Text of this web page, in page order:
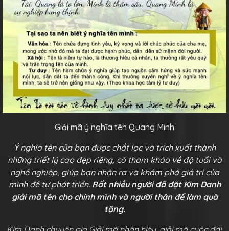
Giải mã ý nghĩa tên Quang Minh
Ý nghĩa tên của bạn được chắt lọc và trích xuất thành
những triết lý cao đẹp riêng, có tham khảo về độ tuổi và
nghề nghiệp, giúp bạn nhận ra và khám phá giá trị của
mình để tự phát triển. Rất nhiều người đã đặt Kim Danh
giải mã tên cho chính mình và người thân để làm quà
tặng.